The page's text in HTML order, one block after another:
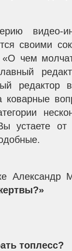
видео-
своими
«О чем
редактор
коварные
устаете
Александр
топлесс?